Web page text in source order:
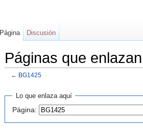
Páginas que
← BG1425
Lo que enlaza aquí
Página:
Página Discusión